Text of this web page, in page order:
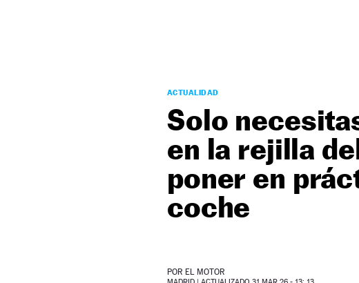
ACTUALIDAD
Solo
en la rejilla
poner en
coche
POR EL MOTOR